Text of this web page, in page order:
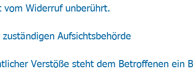
vom Widerruf unberührt.
Aufsichtsbehörde
Verstöße steht dem Betroffenen ein